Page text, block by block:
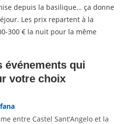
depuis la basilique… ça donne
Les prix repartent à la
300 € la nuit pour la même
événements qui
votre choix
entre Castel Sant’Angelo et la